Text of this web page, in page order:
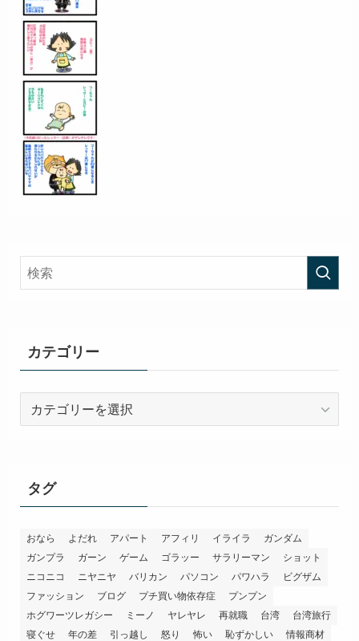
カテゴリー
タグ
おなら よだれ アパート アフィリ イライラ
ガンダム
ガンプラ
ガーン ゲーム ゴラッー サラリーマン
ショット
ニコニコ
ニヤニヤ バリカン パソコン パワハラ
ビグザム
ファッション
ブログ プチ買い物依存症
プンプン
ホグワーツレガシー
ミーノ ヤレヤレ 再就職 台湾
台湾旅行
寝ぐせ
年の差 引っ越し 怒り 怖い 恥ずかしい
情報商材